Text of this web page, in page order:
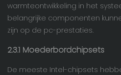
warmteontwikkeling in het
belangrijke componenten
zijn op de pc-prestaties.
2.3.1 Moederbordchipsets
De meeste Intel-chipsets